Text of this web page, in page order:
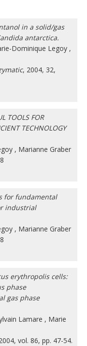
in a solid/gas
antarctica.
Dominique Legoy ,
, 2004, 32,
TOOLS FOR
TECHNOLOGY
, Marianne Graber
for fundamental
industrial
, Marianne Graber
erythropolis cells:
phase
gas phase
Lamare , Marie
vol. 86, pp. 47-54.